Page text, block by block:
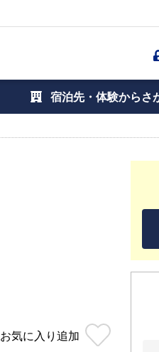
宿泊先・体験からさ
お気に入り 追加